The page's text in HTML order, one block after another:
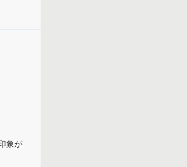
気
象が